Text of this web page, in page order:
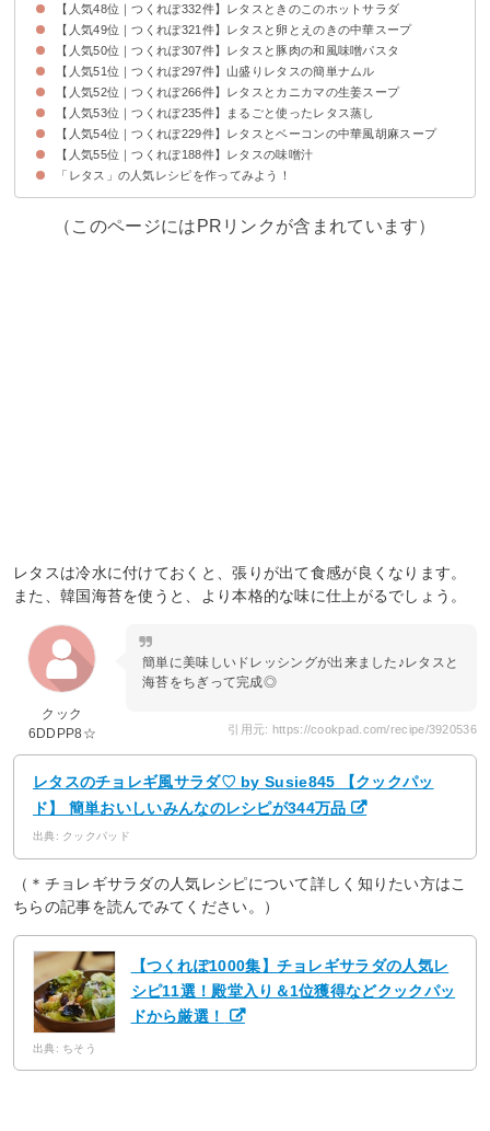
【人気48位｜つくれぽ332件】レタスときのこのホットサラダ
【人気49位｜つくれぽ321件】レタスと卵とえのきの中華スープ
【人気50位｜つくれぽ307件】レタスと豚肉の和風味噌パスタ
【人気51位｜つくれぽ297件】山盛りレタスの簡単ナムル
【人気52位｜つくれぽ266件】レタスとカニカマの生姜スープ
【人気53位｜つくれぽ235件】まるごと使ったレタス蒸し
【人気54位｜つくれぽ229件】レタスとベーコンの中華風胡麻スープ
【人気55位｜つくれぽ188件】レタスの味噌汁
「レタス」の人気レシピを作ってみよう！
（このページにはPRリンクが含まれています）
レタスは冷水に付けておくと、張りが出て食感が良くなります。
また、韓国海苔を使うと、より本格的な味に仕上がるでしょう。
クック
6DDPP8☆
簡単に美味しいドレッシングが出来ました♪レタスと
海苔をちぎって完成◎
引用元: https://cookpad.com/recipe/3920536
レタスのチョレギ風サラダ♡ by Susie845 【クックパッ
ド】 簡単おいしいみんなのレシピが344万品
出典: クックパッド
（＊チョレギサラダの人気レシピについて詳しく知りたい方はこ
ちらの記事を読んでみてください。）
【つくれぽ1000集】チョレギサラダの人気レ
シピ11選！殿堂入り＆1位獲得などクックパッ
ドから厳選！
出典: ちそう